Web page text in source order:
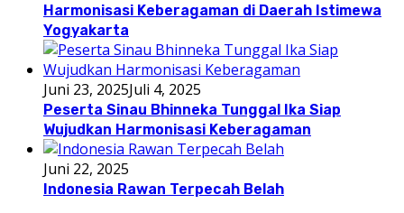
Harmonisasi Keberagaman di Daerah Istimewa
Yogyakarta
Juni 23, 2025Juli 4, 2025
Peserta Sinau Bhinneka Tunggal Ika Siap
Wujudkan Harmonisasi Keberagaman
Juni 22, 2025
Indonesia Rawan Terpecah Belah